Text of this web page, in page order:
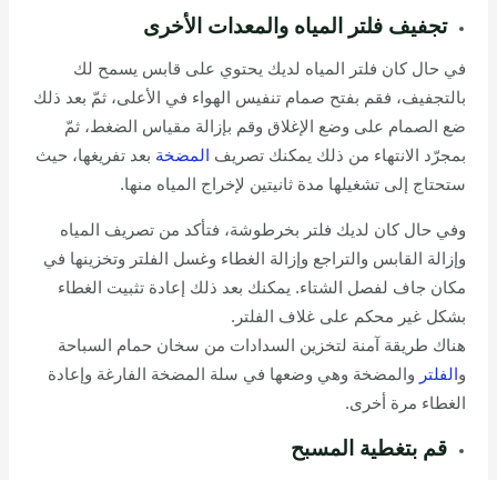
تجفيف فلتر المياه والمعدات الأخرى
في حال كان فلتر المياه لديك يحتوي على قابس يسمح لك
بالتجفيف، فقم بفتح صمام تنفيس الهواء في الأعلى، ثمّ بعد ذلك
ضع الصمام على وضع الإغلاق وقم بإزالة مقياس الضغط، ثمّ
بمجرّد الانتهاء من ذلك يمكنك تصريف المضخة بعد تفريغها، حيث
ستحتاج إلى تشغيلها مدة ثانيتين لإخراج المياه منها.
وفي حال كان لديك فلتر بخرطوشة، فتأكد من تصريف المياه
وإزالة القابس والتراجع وإزالة الغطاء وغسل الفلتر وتخزينها في
مكان جاف لفصل الشتاء. يمكنك بعد ذلك إعادة تثبيت الغطاء
بشكل غير محكم على غلاف الفلتر.
هناك طريقة آمنة لتخزين السدادات من سخان حمام السباحة
والفلتر والمضخة وهي وضعها في سلة المضخة الفارغة وإعادة
الغطاء مرة أخرى.
قم بتغطية المسبح